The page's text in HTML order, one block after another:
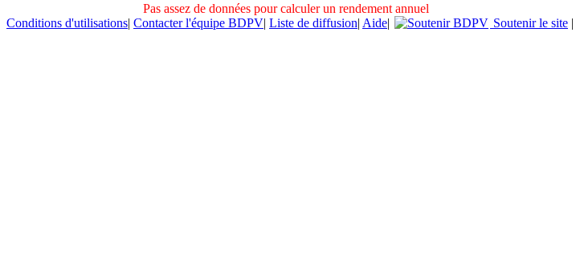
Pas assez de données pour calculer un rendement annuel
Conditions d'utilisations| Contacter l'équipe BDPV| Liste de diffusion| Aide| Soutenir le site |